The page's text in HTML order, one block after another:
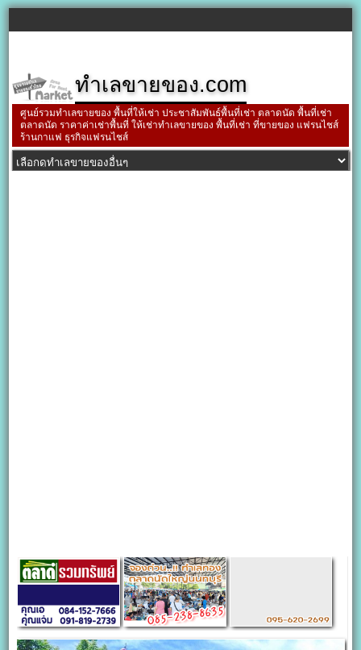
ทำเลขายของ.com
ศูนย์รวมทำเลขายของ พื้นที่ให้เช่า ประชาสัมพันธ์พื้นที่เช่า ตลาดนัด พื้นที่เช่า
ตลาดนัด ราคาค่าเช่าพื้นที่ ให้เช่าทำเลขายของ พื้นที่เช่า ที่ขายของ แฟรนไชส์
ร้านกาแฟ ธุรกิจแฟรนไชส์